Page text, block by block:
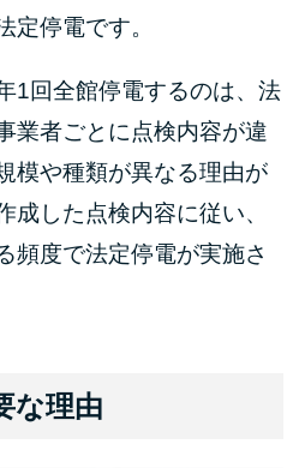
定停電です。
1回全館停電するのは、法
業者ごとに点検内容が違
模や種類が異なる理由が
成した点検内容に従い、
頻度で法定停電が実施さ
な理由